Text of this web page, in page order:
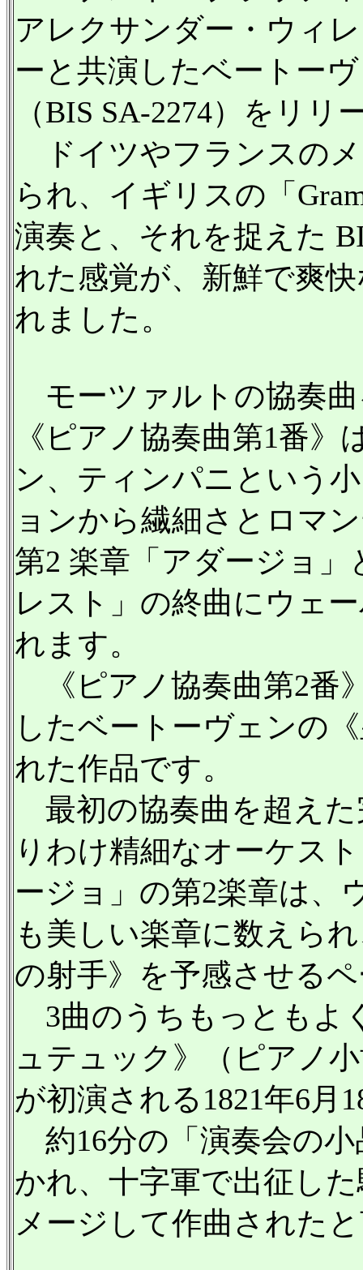
アレクサンダー・ウィ
ーと共演したベートー
（BIS SA-2274）をリリ
ドイツやフランスの
られ、イギリスの「
演奏と、それを捉えた
れた感覚が、新鮮で爽
れました。
モーツァルトの協奏
《ピアノ協奏曲第1番
ン、ティンパニという
ョンから繊細さとロマ
第2 楽章「アダージョ
レスト」の終曲にウェ
れます。
《ピアノ協奏曲第2番
したベートーヴェンの
れた作品です。
最初の協奏曲を超え
りわけ精細なオーケス
ージョ」の第2楽章は、
も美しい楽章に数えら
の射手》を予感させる
3曲のうちもっともよ
ュテュック》（ピアノ
が初演される1821年6月
約16分の「演奏会の
かれ、十字軍で出征し
メージして作曲された